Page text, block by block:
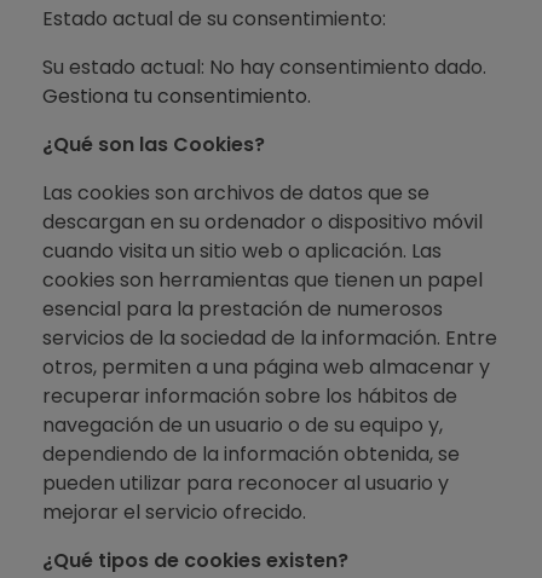
Estado actual de su consentimiento:
Su estado actual: No hay consentimiento dado.
Gestiona tu consentimiento.
¿Qué son las Cookies?
Las cookies son archivos de datos que se
descargan en su ordenador o dispositivo móvil
cuando visita un sitio web o aplicación. Las
cookies son herramientas que tienen un papel
esencial para la prestación de numerosos
servicios de la sociedad de la información. Entre
otros, permiten a una página web almacenar y
recuperar información sobre los hábitos de
navegación de un usuario o de su equipo y,
dependiendo de la información obtenida, se
pueden utilizar para reconocer al usuario y
mejorar el servicio ofrecido.
¿Qué tipos de cookies existen?